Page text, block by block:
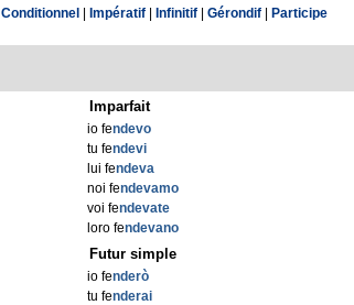
Conditionnel Impératif Infinitif Gérondif Participe
Imparfait
io fendevo
tu fendevi
lui fendeva
noi fendevamo
voi fendevate
loro fendevano
Futur simple
io fenderò
tu fenderai